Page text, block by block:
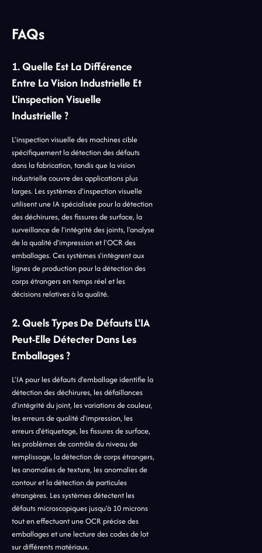
FAQs
1. Quelle Est La Différence
Entre La Vision Industrielle Et
L'inspection Visuelle
Industrielle ?
L'inspection visuelle des machines cible
spécifiquement la détection des défauts
dans la fabrication, tandis que la vision
industrielle couvre des applications plus
larges. Les systèmes d'inspection visuelle
utilisent une IA spécialisée pour la détection
des déchirures, des fissures de surface, la
surveillance de l'intégrité des joints, l'analyse
de la qualité d'impression et l'OCR des
emballages. Ces systèmes s'intègrent aux
lignes de production pour la détection des
corps étrangers en temps réel et les
décisions relatives à la qualité.
2. Quels Types De Défauts L'IA
Peut-Elle Détecter Dans Les
Emballages ?
L'IA pour les défauts d'emballage identifie la
détection des déchirures, les défaillances
d'intégrité du joint, les variations de couleur,
les erreurs de qualité d'impression, les
erreurs d'étiquetage, les fissures de surface,
les problèmes de contrôle du niveau de
remplissage, la détection de corps étrangers,
les anomalies de texture, les anomalies de
contour et la détection de particules
étrangères. Les systèmes détectent les
défauts microscopiques jusqu'à 10 microns
tout en effectuant une OCR précise des
emballages et une lecture des codes de lot
sur différents matériaux.